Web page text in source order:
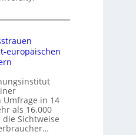
europäischen
in 14
als 16.000
Sichtweise